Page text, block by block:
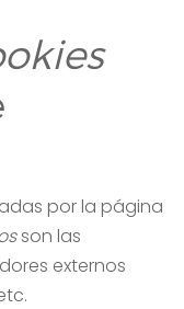
por la página
son las
externos